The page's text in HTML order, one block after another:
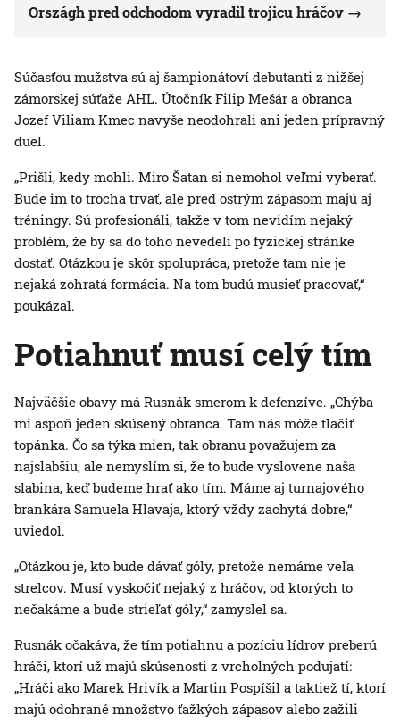
Országh pred odchodom vyradil trojicu hráčov
Súčasťou mužstva sú aj šampionátoví debutanti z nižšej
zámorskej súťaže AHL. Útočník Filip Mešár a obranca
Jozef Viliam Kmec navyše neodohrali ani jeden prípravný
duel.
„Prišli, kedy mohli. Miro Šatan si nemohol veľmi vyberať.
Bude im to trocha trvať, ale pred ostrým zápasom majú aj
tréningy. Sú profesionáli, takže v tom nevidím nejaký
problém, že by sa do toho nevedeli po fyzickej stránke
dostať. Otázkou je skôr spolupráca, pretože tam nie je
nejaká zohratá formácia. Na tom budú musieť pracovať,“
poukázal.
Potiahnuť musí celý tím
Najväčšie obavy má Rusnák smerom k defenzíve. „Chýba
mi aspoň jeden skúsený obranca. Tam nás môže tlačiť
topánka. Čo sa týka mien, tak obranu považujem za
najslabšiu, ale nemyslím si, že to bude vyslovene naša
slabina, keď budeme hrať ako tím. Máme aj turnajového
brankára Samuela Hlavaja, ktorý vždy zachytá dobre,“
uviedol.
„Otázkou je, kto bude dávať góly, pretože nemáme veľa
strelcov. Musí vyskočiť nejaký z hráčov, od ktorých to
nečakáme a bude strieľať góly,“ zamyslel sa.
Rusnák očakáva, že tím potiahnu a pozíciu lídrov preberú
hráči, ktorí už majú skúsenosti z vrcholných podujatí:
„Hráči ako Marek Hrivík a Martin Pospíšil a taktiež tí, ktorí
majú odohrané množstvo ťažkých zápasov alebo zažili